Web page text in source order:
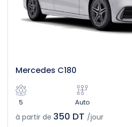
Mercedes C180
5 Auto
à partir de 350 DT /jour